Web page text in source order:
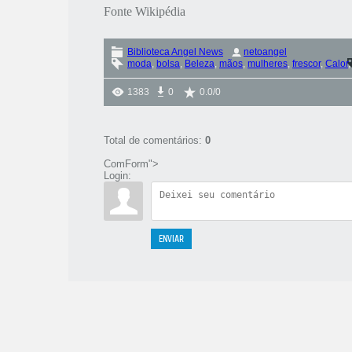
Fonte Wikipédia
Biblioteca Angel News
netoangel
moda, bolsa, Beleza, mãos, mulheres, frescor, Calor,
1383 0 0.0/0
Total de comentários: 0
ComForm">
Login:
ENVIAR